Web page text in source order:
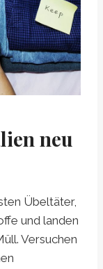
neu
Übeltäter,
und landen
Versuchen